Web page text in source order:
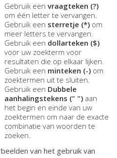
Gebruik een vraagteken (?)
om één letter te vervangen.
Gebruik een sterretje (*) om
meer letters te vervangen.
Gebruik een dollarteken ($)
voor uw zoekterm voor
resultaten die op elkaar lijken.
Gebruik een minteken (-) om
zoektermen uit te sluiten.
Gebruik een Dubbele
aanhalingstekens (" ") aan
het begin en einde van uw
zoektermen om naar de exacte
combinatie van woorden te
zoeken.
van het gebruik van